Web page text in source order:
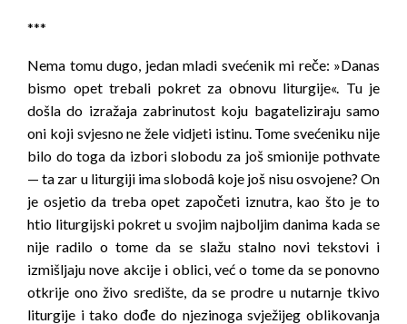
***
Nema tomu dugo, jedan mladi svećenik mi reče: »Danas
bismo opet trebali pokret za obnovu liturgije«. Tu je
došla do izražaja zabrinutost koju bagateliziraju samo
oni koji svjesno ne žele vidjeti istinu. Tome svećeniku nije
bilo do toga da izbori slobodu za još smionije pothvate
— ta zar u liturgiji ima slobodâ koje još nisu osvojene? On
je osjetio da treba opet započeti iznutra, kao što je to
htio liturgijski pokret u svojim najboljim danima kada se
nije radilo o tome da se slažu stalno novi tekstovi i
izmišljaju nove akcije i oblici, već o tome da se ponovno
otkrije ono živo središte, da se prodre u nutarnje tkivo
liturgije i tako dođe do njezinoga svježijeg oblikovanja